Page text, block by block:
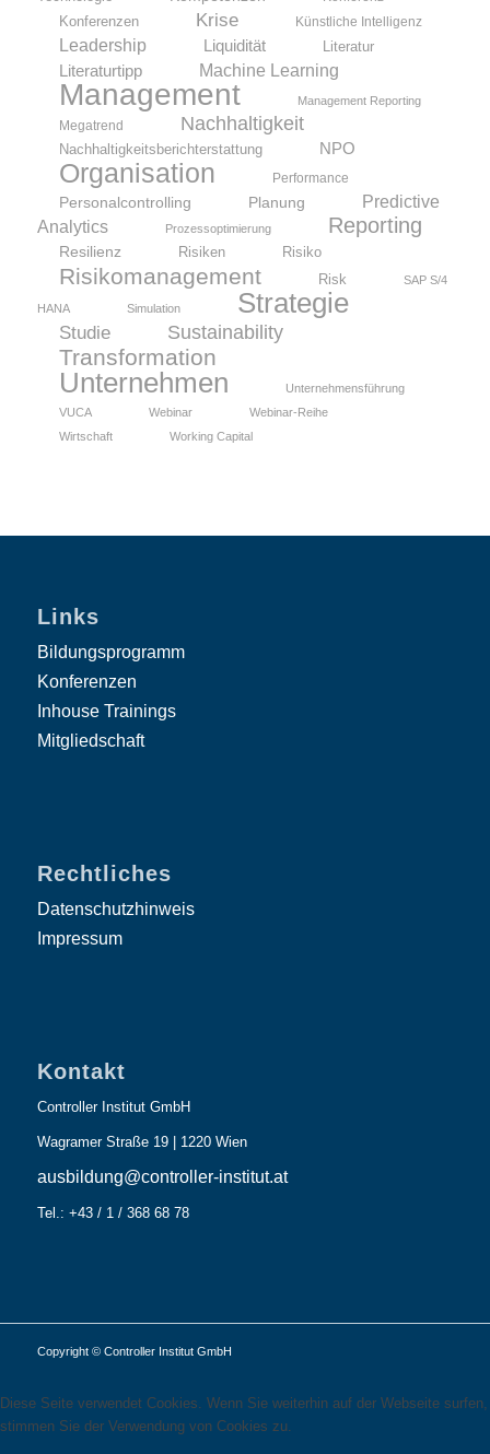
Konferenzen
Krise Künstliche Intelligenz
Leadership Liquidität Literatur
Literaturtipp Machine Learning
Management Management Reporting
Megatrend Nachhaltigkeit
Nachhaltigkeitsberichterstattung NPO
Organisation Performance
Personalcontrolling Planung
Predictive
Analytics
Prozessoptimierung Reporting
Resilienz Risiken Risiko
Risikomanagement Risk SAP S/4
HANA Simulation Strategie
Studie Sustainability
Transformation
Unternehmen
Unternehmensführung
VUCA
Webinar
Webinar-Reihe
Wirtschaft
Working Capital
Links
Bildungsprogramm
Konferenzen
Inhouse Trainings
Mitgliedschaft
Rechtliches
Datenschutzhinweis
Impressum
Kontakt
Controller Institut GmbH
Wagramer Straße 19 | 1220 Wien
ausbildung@controller-institut.at
Tel.: +43 / 1 / 368 68 78
Copyright © Controller Institut GmbH
Diese Seite verwendet Cookies. Wenn Sie weiterhin auf der Webseite surfen,
stimmen Sie der Verwendung von Cookies zu.